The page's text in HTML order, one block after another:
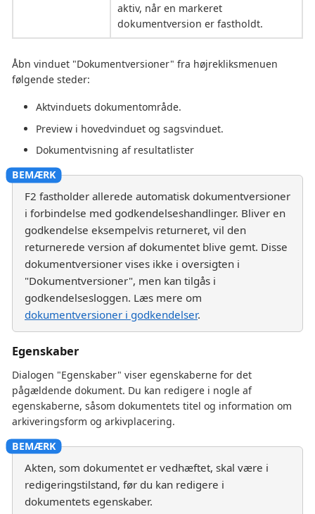
aktiv, når en markeret
dokumentversion er fastholdt.
Åbn vinduet "Dokumentversioner" fra højrekliksmenuen
følgende steder:
Aktvinduets dokumentområde.
Preview i hovedvinduet og sagsvinduet.
Dokumentvisning af resultatlister
F2 fastholder allerede automatisk dokumentversioner
i forbindelse med godkendelseshandlinger. Bliver en
godkendelse eksempelvis returneret, vil den
returnerede version af dokumentet blive gemt. Disse
dokumentversioner vises ikke i oversigten i
"Dokumentversioner", men kan tilgås i
godkendelsesloggen. Læs mere om
dokumentversioner i godkendelser.
Egenskaber
Dialogen "Egenskaber" viser egenskaberne for det
pågældende dokument. Du kan redigere i nogle af
egenskaberne, såsom dokumentets titel og information om
arkiveringsform og arkivplacering.
Akten, som dokumentet er vedhæftet, skal være i
redigeringstilstand, før du kan redigere i
dokumentets egenskaber.